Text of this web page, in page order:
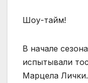
Шоу-тайм!
В начале
испытывали
Марцела